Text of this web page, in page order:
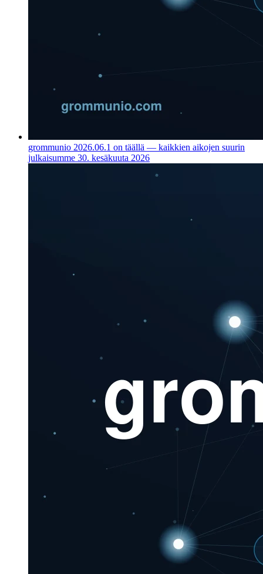
grommunio 2026.06.1 on täällä — kaikkien aikojen suurin
julkaisumme 30. kesäkuuta 2026